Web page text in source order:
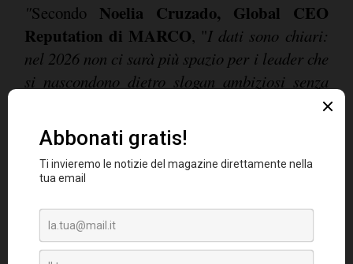
"Secondo Noelia Cruzado, Global CEO
Reputation di MARCO, "I dati sono chiari:
nel 2026 non ci sarà più spazio per i leader che
si nascondono dietro slogan ambiziosi senza
produrre un impatto concreto. Le persone
chiedono leader 'umani', individui
responsabili, trasparenti e capaci di gestire con
empatia le complessità del lavoro ibrido. Oggi,
dirigere, ma di responsabilizzare le persone
riconoscendo le loro esigenze specifiche e